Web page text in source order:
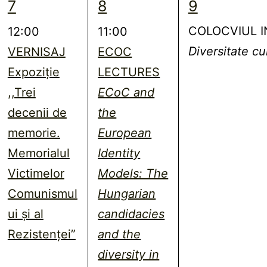
1
eveniment,
7
12:00
VERNISAJ
Expoziție
,,Trei
decenii de
memorie.
Memorialul
Victimelor
Comunismul
ui şi al
Rezistenţei”
2
evenimente,
8
11:00
ECOC
LECTURES
ECoC and
the
European
Identity
Models: The
Hungarian
candidacies
and the
diversity in
1
eveniment,
9
Diversitate
COLOCVIUL
Diversitate